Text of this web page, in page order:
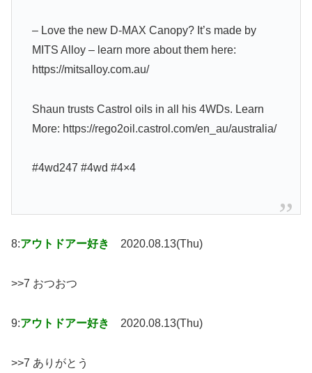
– Love the new D-MAX Canopy? It’s made by
MITS Alloy – learn more about them here:
https://mitsalloy.com.au/
Shaun trusts Castrol oils in all his 4WDs. Learn
More: https://rego2oil.castrol.com/en_au/australia/
#4wd247 #4wd #4×4
8:アウトドアー好き 2020.08.13(Thu)
>>7 おつおつ
9:アウトドアー好き 2020.08.13(Thu)
>>7 ありがとう